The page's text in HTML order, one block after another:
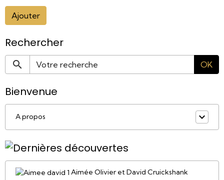
Ajouter
Rechercher
OK
Bienvenue
A propos
Aimée Olivier et David Cruickshank